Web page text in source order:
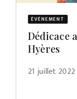
ÉVÈNEMENT
Dédicace
Hyères
21 juillet 2022